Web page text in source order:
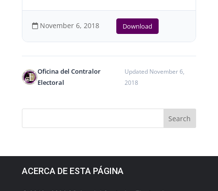
November 6, 2018 Download
Oficina del Contralor
Electoral
Updated November 6,
2018
ACERCA DE ESTA PÁGINA